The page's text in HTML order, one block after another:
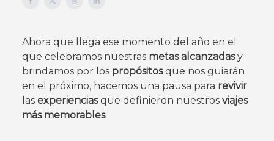
Ahora que llega ese momento del año en el
que celebramos nuestras metas alcanzadasy
brindamos por los propósitosque nos guiarán
en el próximo, hacemos una pausa para revivir
las experienciasque definieron nuestros viajes
más memorables.